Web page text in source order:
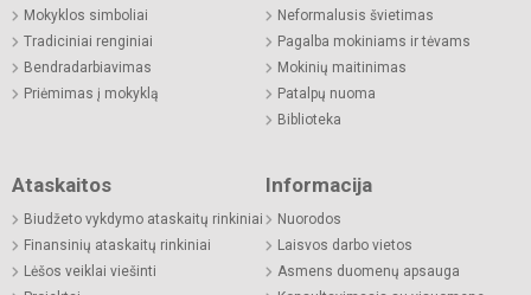
Mokyklos simboliai
Tradiciniai renginiai
Bendradarbiavimas
Priėmimas į mokyklą
Neformalusis švietimas
Pagalba mokiniams ir tėvams
Mokinių maitinimas
Patalpų nuoma
Biblioteka
Ataskaitos
Biudžeto vykdymo ataskaitų rinkiniai
Finansinių ataskaitų rinkiniai
Lėšos veiklai viešinti
Informacija
Nuorodos
Laisvos darbo vietos
Asmens duomenų apsauga